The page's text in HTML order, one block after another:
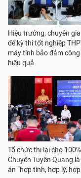
Hiệu trưởng, chuyên
để kỳ thi tốt nghiệp
máy tính bảo đảm công
hiệu quả
Tổ chức thi lại cho
Chuyên Tuyên Quang
án “hợp tình, hợp lý,